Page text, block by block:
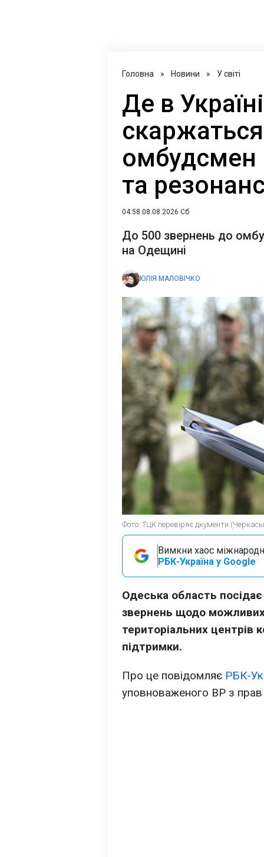
Головна » Новини » У світі
Де в
омбудсмен
та
04:58 08.08.2026 Сб
До 500 звернень до
на Одещині
ЮЛІЯ МАЛОВІЧКО
Фото: ТЦК перевіряє дкументи
Вимкни хаос
РБК-Україна у Google
Одеська область посідає
звернень щодо можливих
територіальних центрів
підтримки.
Про це повідомляє РБК-
уповноваженого ВР з